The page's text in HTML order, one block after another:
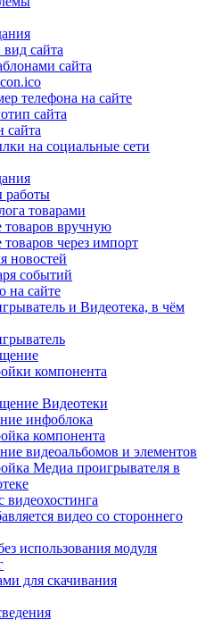
сайта
сайта
телефона на сайте
сайта
сайта
на социальные сети
работы
товарами
товаров вручную
через импорт
новостей
событий
на сайте
и Видеотека, в чём
компонента
Видеотеки
инфоблока
компонента
видеоальбомов и элементов
Медиа проигрывателя в
видео со стороннего
использования модуля
для скачивания